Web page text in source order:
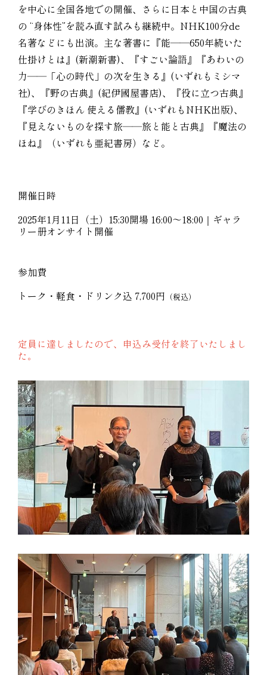
を中心に全国各地での開催、さらに日本と中国の古典
の “身体性”を読み直す試みも継続中。NHK100分de
名著などにも出演。主な著書に『能――650年続いた
仕掛けとは』(新潮新書)、『すごい論語』『あわいの
力――「心の時代」の次を生きる』(いずれもミシマ
社)、『野の古典』(紀伊國屋書店)、『役に立つ古典』
『学びのきほん 使える儒教』(いずれもNHK出版)、
『見えないものを探す旅――旅と能と古典』『魔法の
ほね』（いずれも亜紀書房）など。
開催日時
2025年1月11日（土）15:30開場 16:00〜18:00｜ギャラ
リー册オンサイト開催
参加費
トーク・軽食・ドリンク込 7,700円 （税込）
定員に達しましたので、申込み受付を終了いたしまし
た。